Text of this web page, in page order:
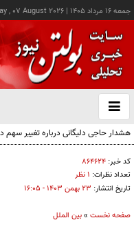
جمعه ۱۶ مرداد ۱۴۰۵ |
, 07 August 2026
باز
و
هشدار حاجی دلیگانی درباره تغییر سهم
کد خبر: ۸۶۴۶۲۴
تعداد نظرات: ۱ نظر
تاریخ انتشار: ۲۳ بهمن ۱۴۰۳ - ۱۶:۰۵
صفحه نخست »بین الملل